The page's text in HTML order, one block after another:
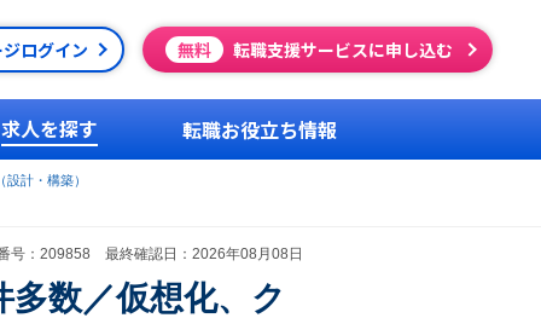
ログイン 無料 転職支援サービスに申し込む
求人を探す 転職お役立ち情報
計・構築）
号：209858 最終確認日：2026年08月08日
数／仮想化、ク